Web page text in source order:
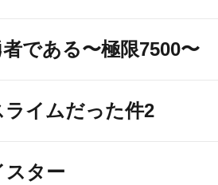
である〜極限7500〜
イムだった件2
スター